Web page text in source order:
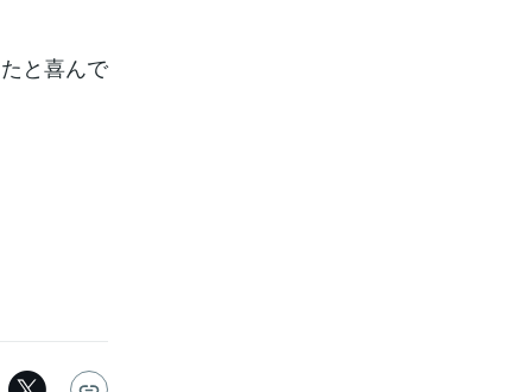
と喜んで